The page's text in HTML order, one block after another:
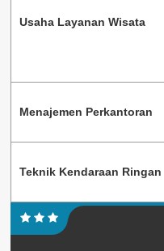
Usaha Layanan Wisata
Menajemen Perkantoran
Teknik Kendaraan Ringan